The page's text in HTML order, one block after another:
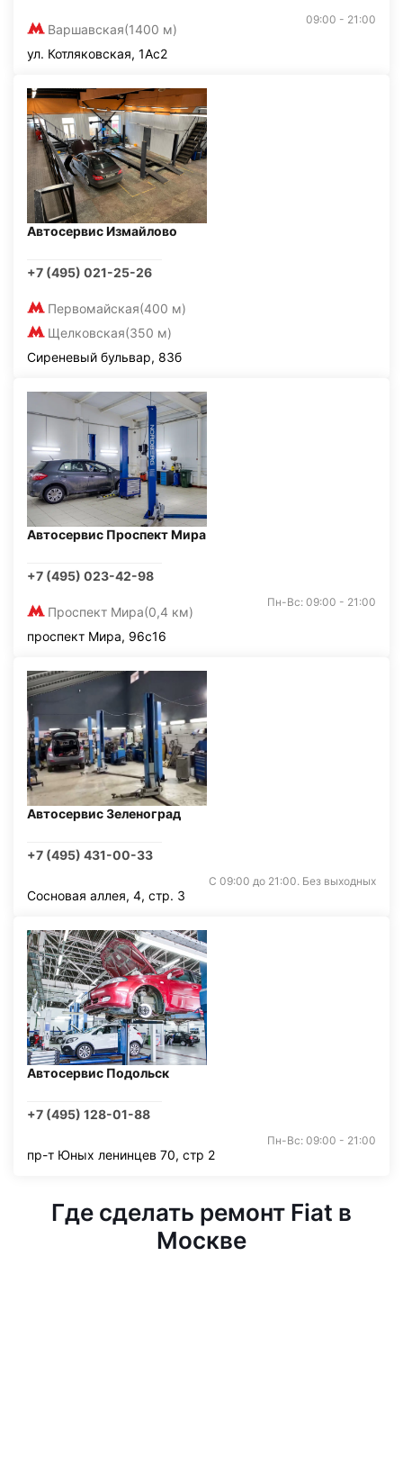
Варшавская(1400 м)
09:00 - 21:00
ул. Котляковская, 1Ас2
Автосервис Измайлово
+7 (495) 021-25-26
Первомайская(400 м)
Щелковская(350 м)
Сиреневый бульвар, 83б
Автосервис Проспект Мира
+7 (495) 023-42-98
Проспект Мира(0,4 км)
Пн-Вс: 09:00 - 21:00
проспект Мира, 96с16
Автосервис Зеленоград
+7 (495) 431-00-33
С 09:00 до 21:00. Без выходных
Сосновая аллея, 4, стр. 3
Автосервис Подольск
+7 (495) 128-01-88
Пн-Вс: 09:00 - 21:00
пр-т Юных ленинцев 70, стр 2
Где сделать ремонт Fiat в
Москве